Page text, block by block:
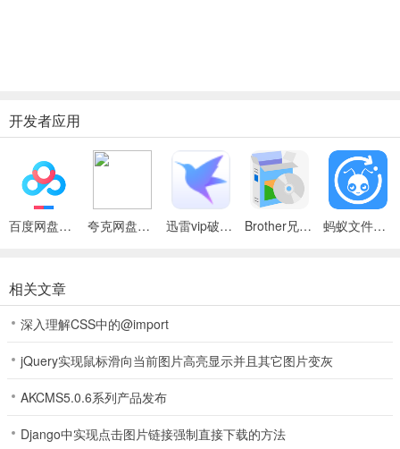
开发者应用
百度网盘绿色免安装Pc电脑版 夸克网盘官方正式版 迅雷vip破解版永久会员2024版 Brother兄弟 MFC-8480DN多功能一体机ISIS驱动 蚂蚁文件（数据恢复大师）
相关文章
深入理解CSS中的@import
jQuery实现鼠标滑向当前图片高亮显示并且其它图片变灰
AKCMS5.0.6系列产品发布
Django中实现点击图片链接强制直接下载的方法